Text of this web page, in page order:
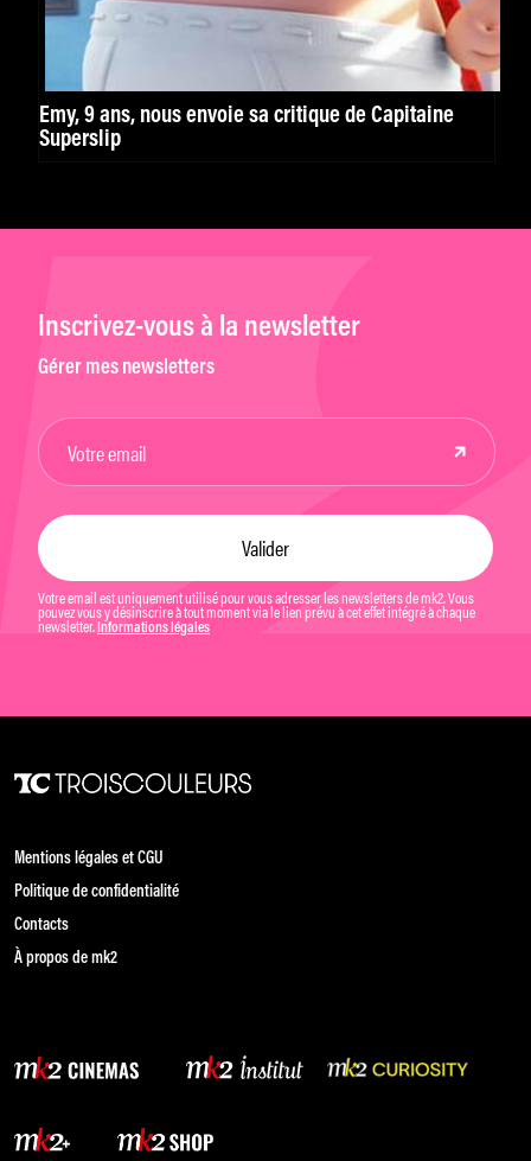
Emy, 9 ans, nous envoie sa critique de Capitaine
Superslip
Inscrivez-vous à la newsletter
Gérer mes newsletters
Votre email est uniquement utilisé pour vous adresser les newsletters de mk2. Vous
pouvez vous y désinscrire à tout moment via le lien prévu à cet effet intégré à chaque
newsletter. Informations légales
Mentions légales et CGU
Politique de confidentialité
Contacts
À propos de mk2